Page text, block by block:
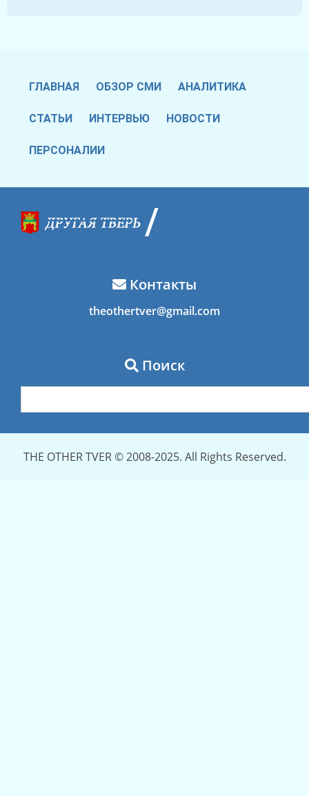
ГЛАВНАЯ ОБЗОР СМИ АНАЛИТИКА
СТАТЬИ ИНТЕРВЬЮ НОВОСТИ
ПЕРСОНАЛИИ
Контакты
theothertver@gmail.com
Поиск
THE OTHER TVER © 2008-2025. All Rights Reserved.